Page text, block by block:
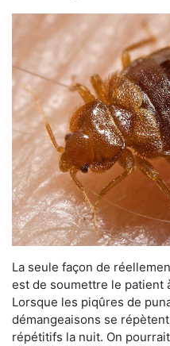
La seule façon de
est de soumettre le patient
Lorsque les piqûres de
démangeaisons se
répétitifs la nuit. On